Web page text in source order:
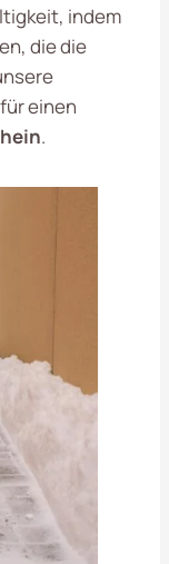
indem
die die
einen
.